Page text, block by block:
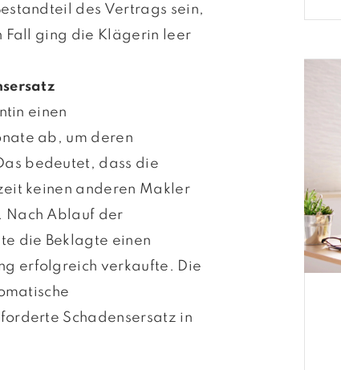
des Vertrags sein,
Fall ging die Klägerin leer
einen
ab, um deren
bedeutet, dass die
keinen anderen Makler
Nach Ablauf der
die Beklagte einen
erfolgreich verkaufte. Die
Schadensersatz in